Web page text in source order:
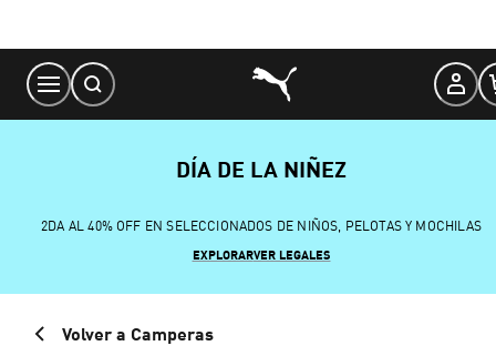
Content
DÍA DE LA NIÑEZ
2DA AL 40% OFF EN SELECCIONADOS DE NIÑOS, PELOTAS Y MOCHILAS
EXPLORARVER LEGALES
Volver a Camperas